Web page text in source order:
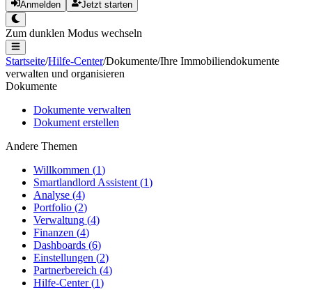
Anmelden Jetzt starten
Zum dunklen Modus wechseln
Startseite/Hilfe-Center/Dokumente/Ihre Immobiliendokumente
verwalten und organisieren
Dokumente
Dokumente verwalten
Dokument erstellen
Andere Themen
Willkommen (1)
Smartlandlord Assistent (1)
Analyse (4)
Portfolio (2)
Verwaltung (4)
Finanzen (4)
Dashboards (6)
Einstellungen (2)
Partnerbereich (4)
Hilfe-Center(1)